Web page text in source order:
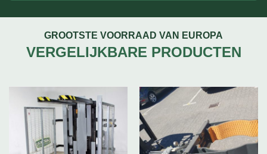
GROOTSTE VOORRAAD VAN EUROPA
VERGELIJKBARE PRODUCTEN